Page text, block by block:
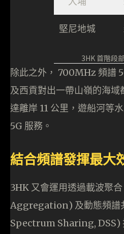
堅尼地城
3HK 首階段
除此之外， 700MHz 頻譜
及西貢對出一帶山嶺的海域
達離岸 11 公里，遊船河等
5G 服務。
結合頻譜發揮最大
3HK 又會運用透過載波聚
Aggregation) 及動態頻譜
Spectrum Sharing, DSS)